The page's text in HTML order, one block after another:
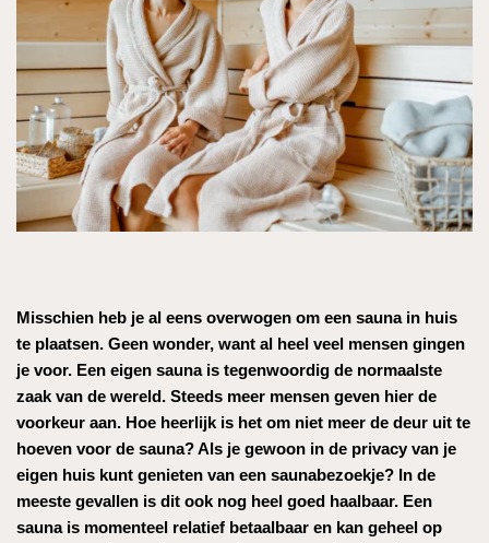
Misschien heb je al eens overwogen om een sauna in huis
te plaatsen. Geen wonder, want al heel veel mensen gingen
je voor. Een eigen sauna is tegenwoordig de normaalste
zaak van de wereld. Steeds meer mensen geven hier de
voorkeur aan. Hoe heerlijk is het om niet meer de deur uit te
hoeven voor de sauna? Als je gewoon in de privacy van je
eigen huis kunt genieten van een saunabezoekje? In de
meeste gevallen is dit ook nog heel goed haalbaar. Een
sauna is momenteel relatief betaalbaar en kan geheel op